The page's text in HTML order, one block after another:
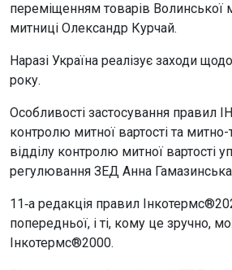
переміщенням товарів Волинської
митниці Олександр Курчай.
Наразі Україна реалізує заходи
року.
Особливості застосування правил
контролю митної вартості та
відділу контролю митної вартості
регулювання ЗЕД Анна
11‑а редакція правил
попередньої, і ті, кому це зручно,
Інкотермс®2000.